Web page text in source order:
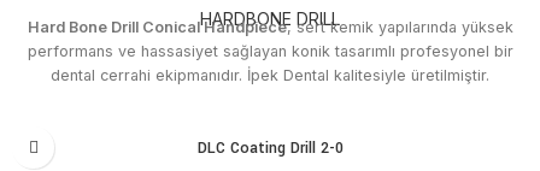
HARDBONE DRILL
Hard Bone Drill Conical Handpiece, sert kemik yapılarında yüksek
performans ve hassasiyet sağlayan konik tasarımlı profesyonel bir
dental cerrahi ekipmanıdır. İpek Dental kalitesiyle üretilmiştir.
DLC Coating Drill 2-0